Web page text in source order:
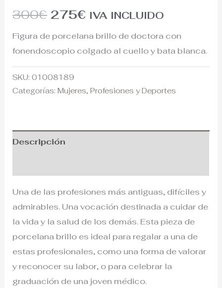
300€ 275€ IVA INCLUIDO
Figura de porcelana brillo de doctora con
fonendoscopio colgado al cuello y bata blanca.
SKU:01008189
Categorías:Mujeres,Profesiones y Deportes
Descripción
Una de las profesiones más antiguas, difíciles y
admirables. Una vocación destinada a cuidar de
la vida y la salud de los demás. Esta pieza de
porcelana brillo es ideal para regalar a una de
estas profesionales, como una forma de valorar
y reconocer su labor, o para celebrar la
graduación de una joven médico.